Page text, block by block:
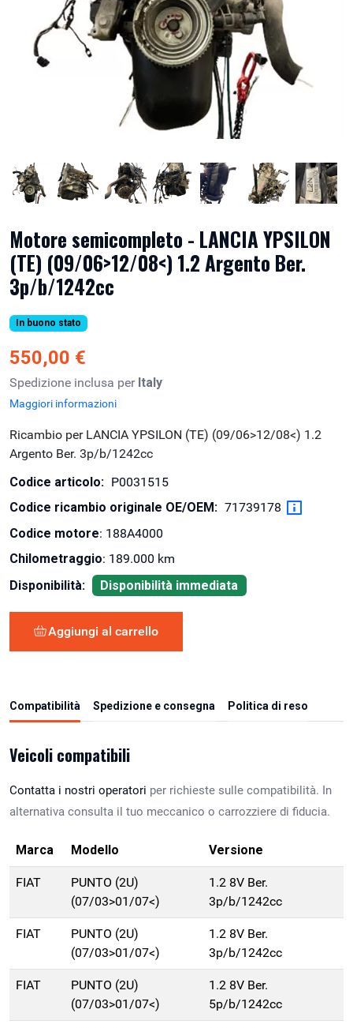
Motore semicompleto - LANCIA YPSILON
(TE) (09/06>12/08<) 1.2 Argento Ber.
3p/b/1242cc
In buono stato
550,00 €
Spedizione inclusa per Italy
Maggiori informazioni
Ricambio per LANCIA YPSILON (TE) (09/06>12/08<) 1.2
Argento Ber. 3p/b/1242cc
Codice articolo: P0031515
Codice ricambio originale OE/OEM: 71739178
Codice motore: 188A4000
Chilometraggio: 189.000 km
Disponibilità:
Disponibilità immediata
Aggiungi al carrello
Compatibilità Spedizione e consegna Politica di reso
Veicoli compatibili
Contatta i nostri operatori per richieste sulle compatibilità. In
alternativa consulta il tuo meccanico o carrozziere di fiducia.
Marca Modello Versione
FIAT
PUNTO (2U)
(07/03>01/07<)
1.2 8V Ber.
3p/b/1242cc
FIAT
PUNTO (2U)
(07/03>01/07<)
1.2 8V Ber.
3p/b/1242cc
FIAT
PUNTO (2U)
(07/03>01/07<)
1.2 8V Ber.
5p/b/1242cc